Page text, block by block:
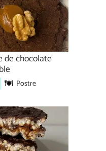
de chocolate
Postre